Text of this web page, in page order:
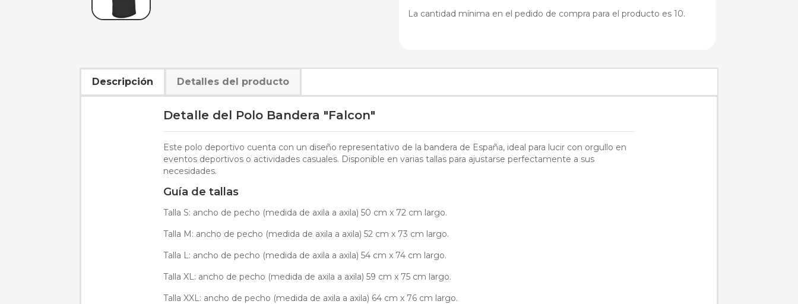
La cantidad mínima en el pedido de compra para el producto es 10.
Descripción Detalles del producto
Detalle del Polo Bandera "Falcon"
Este polo deportivo cuenta con un diseño representativo de la bandera de España, ideal para lucir con orgullo en
eventos deportivos o actividades casuales. Disponible en varias tallas para ajustarse perfectamente a sus
necesidades.
Guía de tallas
Talla S: ancho de pecho (medida de axila a axila) 50 cm x 72 cm largo.
Talla M: ancho de pecho (medida de axila a axila) 52 cm x 73 cm largo.
Talla L: ancho de pecho (medida de axila a axila) 54 cm x 74 cm largo.
Talla XL: ancho de pecho (medida de axila a axila) 59 cm x 75 cm largo.
Talla XXL: ancho de pecho (medida de axila a axila) 64 cm x 76 cm largo.